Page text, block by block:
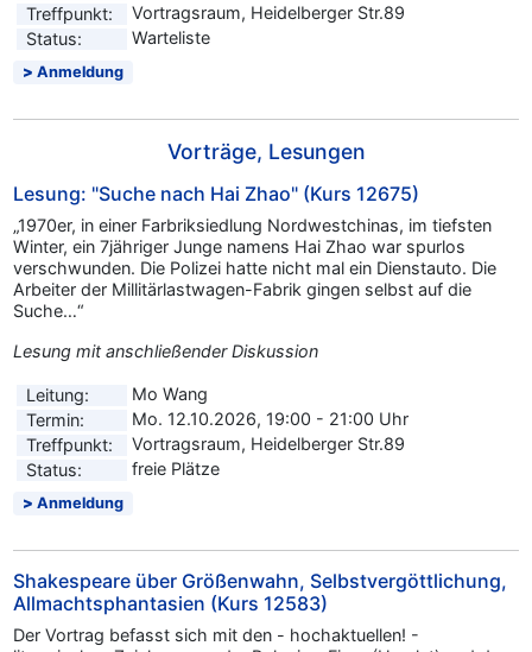
Treffpunkt:
Vortragsraum, Heidelberger Str.89
Status:
Warteliste
Anmeldung
Vorträge, Lesungen
Lesung: "Suche nach Hai Zhao" (Kurs 12675)
„1970er, in einer Farbriksiedlung Nordwestchinas, im tiefsten
Winter, ein 7jähriger Junge namens Hai Zhao war spurlos
verschwunden. Die Polizei hatte nicht mal ein Dienstauto. Die
Arbeiter der Millitärlastwagen-Fabrik gingen selbst auf die
Suche…“
Lesung mit anschließender Diskussion
Leitung:
Mo Wang
Termin:
Mo. 12.10.2026, 19:00 - 21:00 Uhr
Treffpunkt:
Vortragsraum, Heidelberger Str.89
Status:
freie Plätze
Anmeldung
Shakespeare über Größenwahn, Selbstvergöttlichung,
Allmachtsphantasien (Kurs 12583)
Der Vortrag befasst sich mit den - hochaktuellen! -